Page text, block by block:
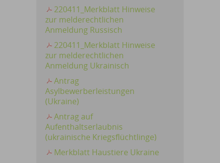
220411_Merkblatt Hinweise
zur melderechtlichen
Anmeldung Russisch
220411_Merkblatt Hinweise
zur melderechtlichen
Anmeldung Ukrainisch
Antrag
Asylbewerberleistungen
(Ukraine)
Antrag auf
Aufenthaltserlaubnis
(ukrainische Kriegsflüchtlinge)
Merkblatt Haustiere Ukraine